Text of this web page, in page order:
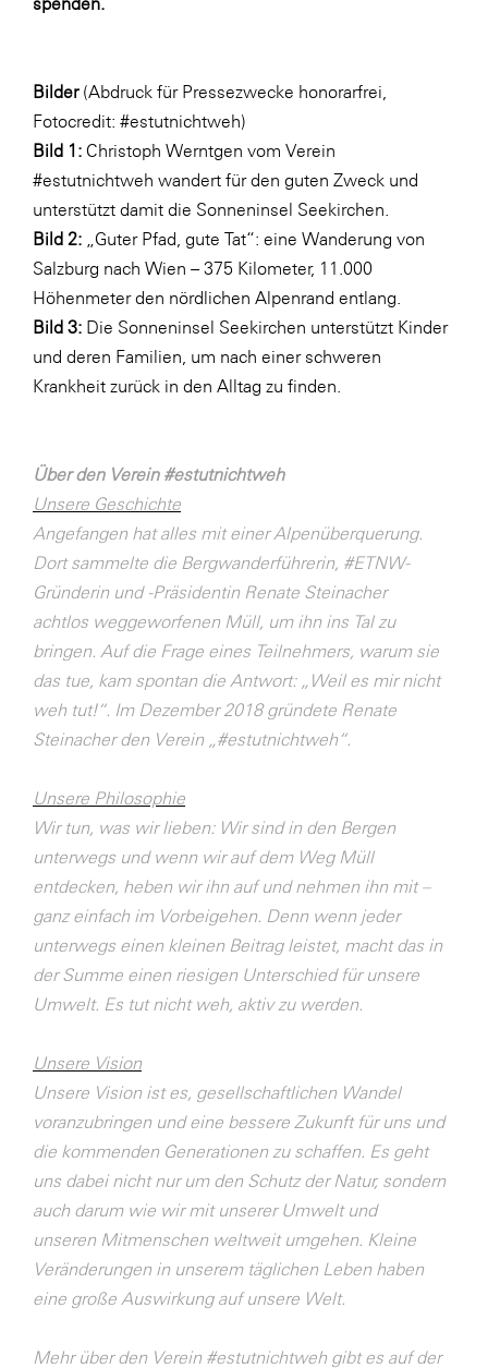
Bilder(Abdruck für Pressezwecke honorarfrei,
Fotocredit: #estutnichtweh)
Bild 1: Christoph Werntgen vom Verein
#estutnichtweh wandert für den guten Zweck und
unterstützt damit die Sonneninsel Seekirchen.
Bild 2: „Guter Pfad, gute Tat“: eine Wanderung von
Salzburg nach Wien – 375 Kilometer, 11.000
Höhenmeter den nördlichen Alpenrand entlang.
Bild 3: Die Sonneninsel Seekirchen unterstützt Kinder
und deren Familien, um nach einer schweren
Krankheit zurück in den Alltag zu finden.
Über den Verein #estutnichtweh
Unsere Geschichte
Angefangen hat alles mit einer Alpenüberquerung.
Dort sammelte die Bergwanderführerin, #ETNW-
Gründerin und -Präsidentin Renate Steinacher
achtlos weggeworfenen Müll, um ihn ins Tal zu
bringen. Auf die Frage eines Teilnehmers, warum sie
das tue, kam spontan die Antwort: „Weil es mir nicht
weh tut!“. Im Dezember 2018gründete Renate
Steinacher den Verein „#estutnichtweh“.
Unsere Philosophie
Wir tun, was wir lieben: Wir sind in den Bergen
unterwegs und wenn wir auf dem Weg Müll
entdecken, heben wir ihn auf und nehmen ihn mit –
ganz einfach im Vorbeigehen. Denn wenn jeder
unterwegs einen kleinen Beitrag leistet, macht das in
der Summe einen riesigen Unterschied für unsere
Umwelt. Es tut nicht weh, aktiv zu werden.
Unsere Vision
Unsere Vision ist es, gesellschaftlichen Wandel
voranzubringen und eine bessere Zukunft für uns und
die kommenden Generationen zu schaffen. Es geht
uns dabei nicht nur um den Schutz der Natur, sondern
auch darum wie wir mit unserer Umwelt und
unseren Mitmenschen weltweit umgehen. Kleine
Veränderungen in unserem täglichen Leben haben
eine große Auswirkung auf unsere Welt.
Mehr über den Verein #estutnichtweh gibt es auf der